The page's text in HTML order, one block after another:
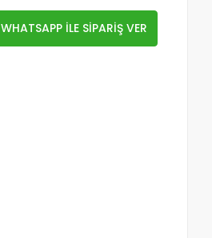
WHATSAPP İLE SİPARİŞ VER